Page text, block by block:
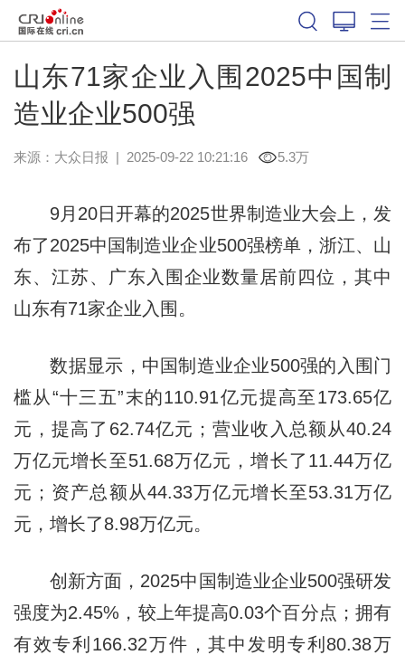
山东71家企业入围2025中国制
造业企业500强
来源： 大众日报 | 2025-09-22 10:21:16 5.3万
9月20日开幕的2025世界制造业大会上，发
布了2025中国制造业企业500强榜单，浙江、山
东、江苏、广东入围企业数量居前四位，其中
山东有71家企业入围。
数据显示，中国制造业企业500强的入围门
槛从“十三五”末的110.91亿元提高至173.65亿
元，提高了62.74亿元；营业收入总额从40.24
万亿元增长至51.68万亿元，增长了11.44万亿
元；资产总额从44.33万亿元增长至53.31万亿
元，增长了8.98万亿元。
创新方面，2025中国制造业企业500强研发
强度为2.45%，较上年提高0.03个百分点；拥有
有效专利166.32万件，其中发明专利80.38万